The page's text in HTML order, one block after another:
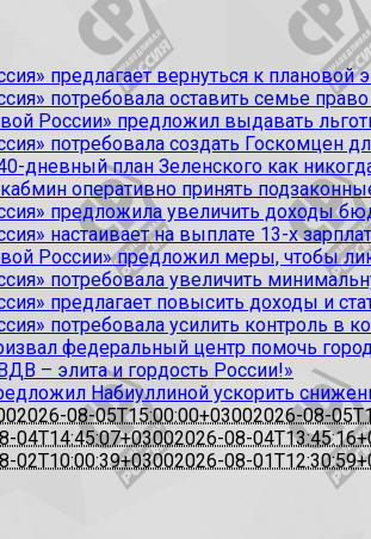
предлагает вернуться к плановой
потребовала оставить семье
России» предложил выдавать
потребовала создать Госкомцен
дневный план Зеленского как
оперативно принять
предложила увеличить доходы
настаивает на выплате 13-х
России» предложил меры, чтобы
потребовала увеличить
предлагает повысить доходы и
потребовала усилить контроль в
федеральный центр помочь
– элита и гордость России!»
Набиуллиной ускорить
2026-08-05T15:00:00+03002026-08-
04T14:45:07+03002026-08-
02T10:00:39+03002026-08-